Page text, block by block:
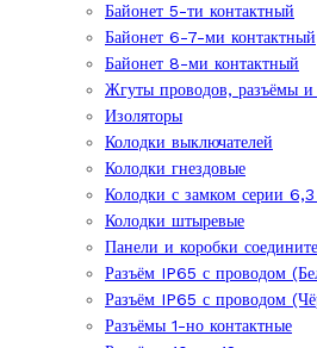
Байонет 5-ти контактный
Байонет 6-7-ми контактный
Байонет 8-ми контактный
Жгуты проводов, разъёмы
Изоляторы
Колодки выключателей
Колодки гнездовые
Колодки с замком серии
Колодки штыревые
Панели и коробки
Разъём IP65 с проводом
Разъём IP65 с проводом
Разъёмы 1-но контактные